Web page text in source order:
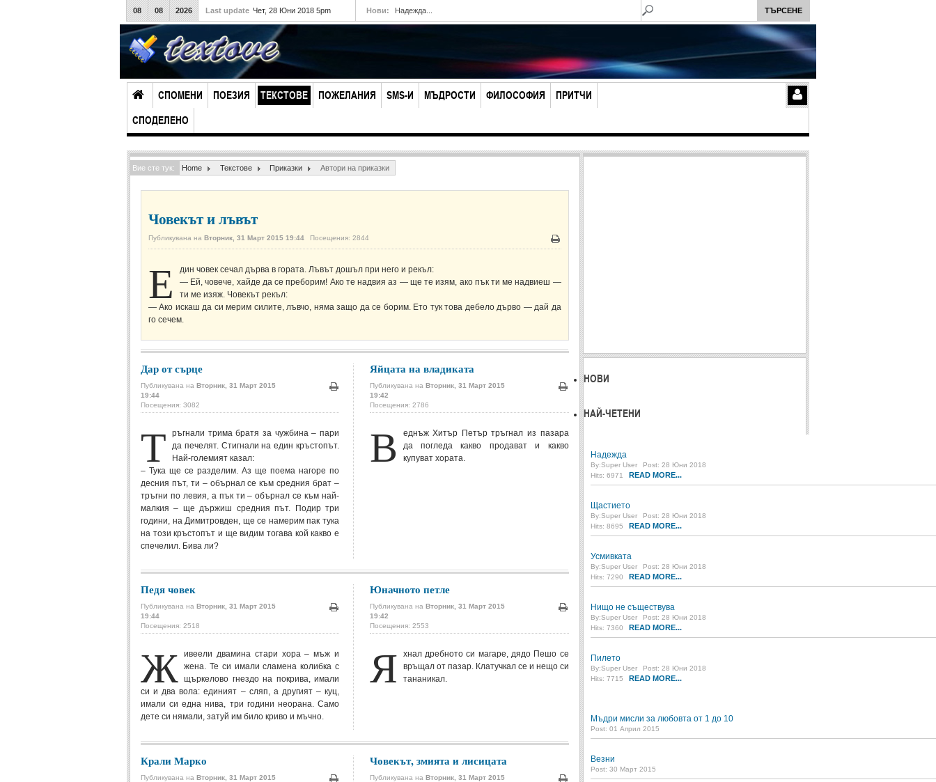
08 08 2026 Last update Чет, 28 Юни 2018 5pm Нови: Надежда...
СПОМЕНИ ПОЕЗИЯ ТЕКСТОВЕ ПОЖЕЛАНИЯ SMS-И МЪДРОСТИ ФИЛОСОФИЯ ПРИТЧИ
СПОДЕЛЕНО
Вие сте тук: Home Текстове Приказки Автори на приказки
Човекът и лъвът
Публикувана на Вторник, 31 Март 2015 19:44 Посещения: 2844
Печат
Е
дин човек сечал дърва в гората. Лъвът дошъл при него и рекъл:
— Ей, човече, хайде да се преборим! Ако те надвия аз — ще те изям, ако пък ти ме надвиеш —
ти ме изяж. Човекът рекъл:
— Ако искаш да си мерим силите, лъвчо, няма защо да се борим. Ето тук това дебело дърво — дай да
го сечем.
Дар от сърце
Публикувана на Вторник, 31 Март 2015
19:44
Посещения: 3082
Печат
Т
ръгнали трима братя за чужбина – пари
да печелят. Стигнали на един кръстопът.
Най-големият казал:
– Тука ще се разделим. Аз ще поема нагоре по
десния път, ти – обърнал се към средния брат –
тръгни по левия, а пък ти – обърнал се към най-
малкия – ще държиш средния път. Подир три
години, на Димитровден, ще се намерим пак тука
на този кръстопът и ще видим тогава кой какво е
спечелил. Бива ли?
Яйцата на владиката
Публикувана на Вторник, 31 Март 2015
19:42
Посещения: 2786
Печат
В
еднъж Хитър Петър тръгнал из пазара
да погледа какво продават и какво
купуват хората.
Педя човек
Публикувана на Вторник, 31 Март 2015
19:44
Посещения: 2518
Печат
Ж ивеели двамина стари хора – мъж и
жена. Те си имали сламена колибка с
щъркелово гнездо на покрива, имали
си и два вола: единият – сляп, а другият – куц,
имали си една нива, три години неорана. Само
дете си нямали, затуй им било криво и мъчно.
Юначното петле
Публикувана на Вторник, 31 Март 2015
19:42
Посещения: 2553
Печат
Я
хнал дребното си магаре, дядо Пешо се
връщал от пазар. Клатучкал се и нещо си
тананикал.
Крали Марко
Публикувана на Вторник, 31 Март 2015
Човекът, змията и лисицата
Публикувана на Вторник, 31 Март 2015
НОВИ
НАЙ-ЧЕТЕНИ
Надежда
By:Super User
Post: 28 Юни 2018
Hits: 6971
READ MORE...
Щастието
By:Super User
Post: 28 Юни 2018
Hits: 8695
READ MORE...
Усмивката
By:Super User
Post: 28 Юни 2018
Hits: 7290
READ MORE...
Нищо не съществува
By:Super User
Post: 28 Юни 2018
Hits: 7360
READ MORE...
Пилето
By:Super User
Post: 28 Юни 2018
Hits: 7715
READ MORE...
Мъдри мисли за любовта от 1 до 10
Post: 01 Април 2015
Везни
Post: 30 Март 2015